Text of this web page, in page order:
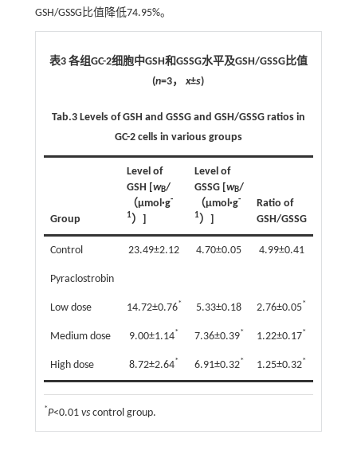
GSH/GSSG比值降低74.95%。
表3 各组GC-2细胞中GSH和GSSG水平及GSH/GSSG比值
(n=3，x±s)
Tab.3 Levels of GSH and GSSG and GSH/GSSG ratios in
GC-2 cells in various groups
Group
Level of
GSH [wB/
（µmol·g-
1）]
Level of
GSSG [wB/
（µmol·g-
1）]
Ratio of
GSH/GSSG
Control 23.49±2.12 4.70±0.05 4.99±0.41
Pyraclostrobin
Low dose 14.72±0.76* 5.33±0.18 2.76±0.05*
Medium dose 9.00±1.14* 7.36±0.39* 1.22±0.17*
High dose 8.72±2.64* 6.91±0.32* 1.25±0.32*
*P<0.01 vscontrol group.